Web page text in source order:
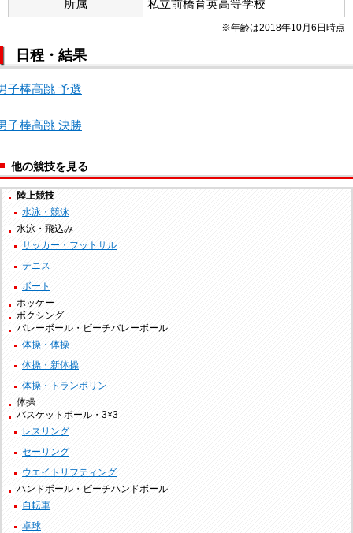
所属
私立前橋育英高等学校
※年齢は2018年10月6日時点
日程・結果
子棒高跳 予選
子棒高跳 決勝
他の競技を見る
陸上競技
水泳・競泳
水泳・飛込み
サッカー・フットサル
テニス
ボート
ホッケー
ボクシング
バレーボール・ビーチバレーボール
体操・体操
体操・新体操
体操・トランポリン
体操
バスケットボール・3×3
レスリング
セーリング
ウエイトリフティング
ハンドボール・ビーチハンドボール
自転車
卓球